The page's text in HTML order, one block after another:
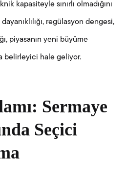
kapasiteyle sınırlı olmadığını
regülasyon dengesi,
piyasanın yeni büyüme
belirleyici hale geliyor.
Sermaye
Seçici